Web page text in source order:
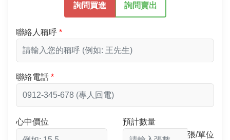
詢問買進 詢問賣出
聯絡人稱呼
聯絡電話
心中價位
預計數量
張/單位